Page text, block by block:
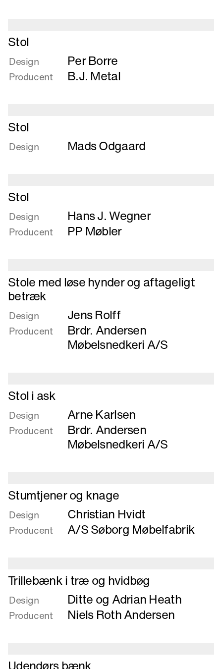
Læs
mere
om
Stol
Stol
Design Per Borre
Producent B.J. Metal
Læs
mere
om
Stol
Design Mads Odgaard
Læs
mere
om
Stol
Stol
Design Hans J. Wegner
Producent PP Møbler
Læs
mere
om
Stole
løse
Stole med løse hynder og aftageligt
betræk
Design Jens Rolff
Producent
Brdr. Andersen
Møbelsnedkeri A/S
Læs
mere
om
Stol
Stol i ask
Design Arne Karlsen
Producent
Brdr. Andersen
Møbelsnedkeri A/S
Læs
mere
om
Stumtjener
og
Stumtjener og knage
Design Christian Hvidt
Producent A/S Søborg Møbelfabrik
Læs
mere
om
Trillebænk
Trillebænk i træ og hvidbøg
Design Ditte og Adrian Heath
Producent Niels Roth Andersen
Læs